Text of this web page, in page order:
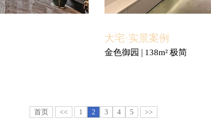
大宅·实景案例
金色御园 | 138m² 极简
首页 << 1 2 3 4 5 >>